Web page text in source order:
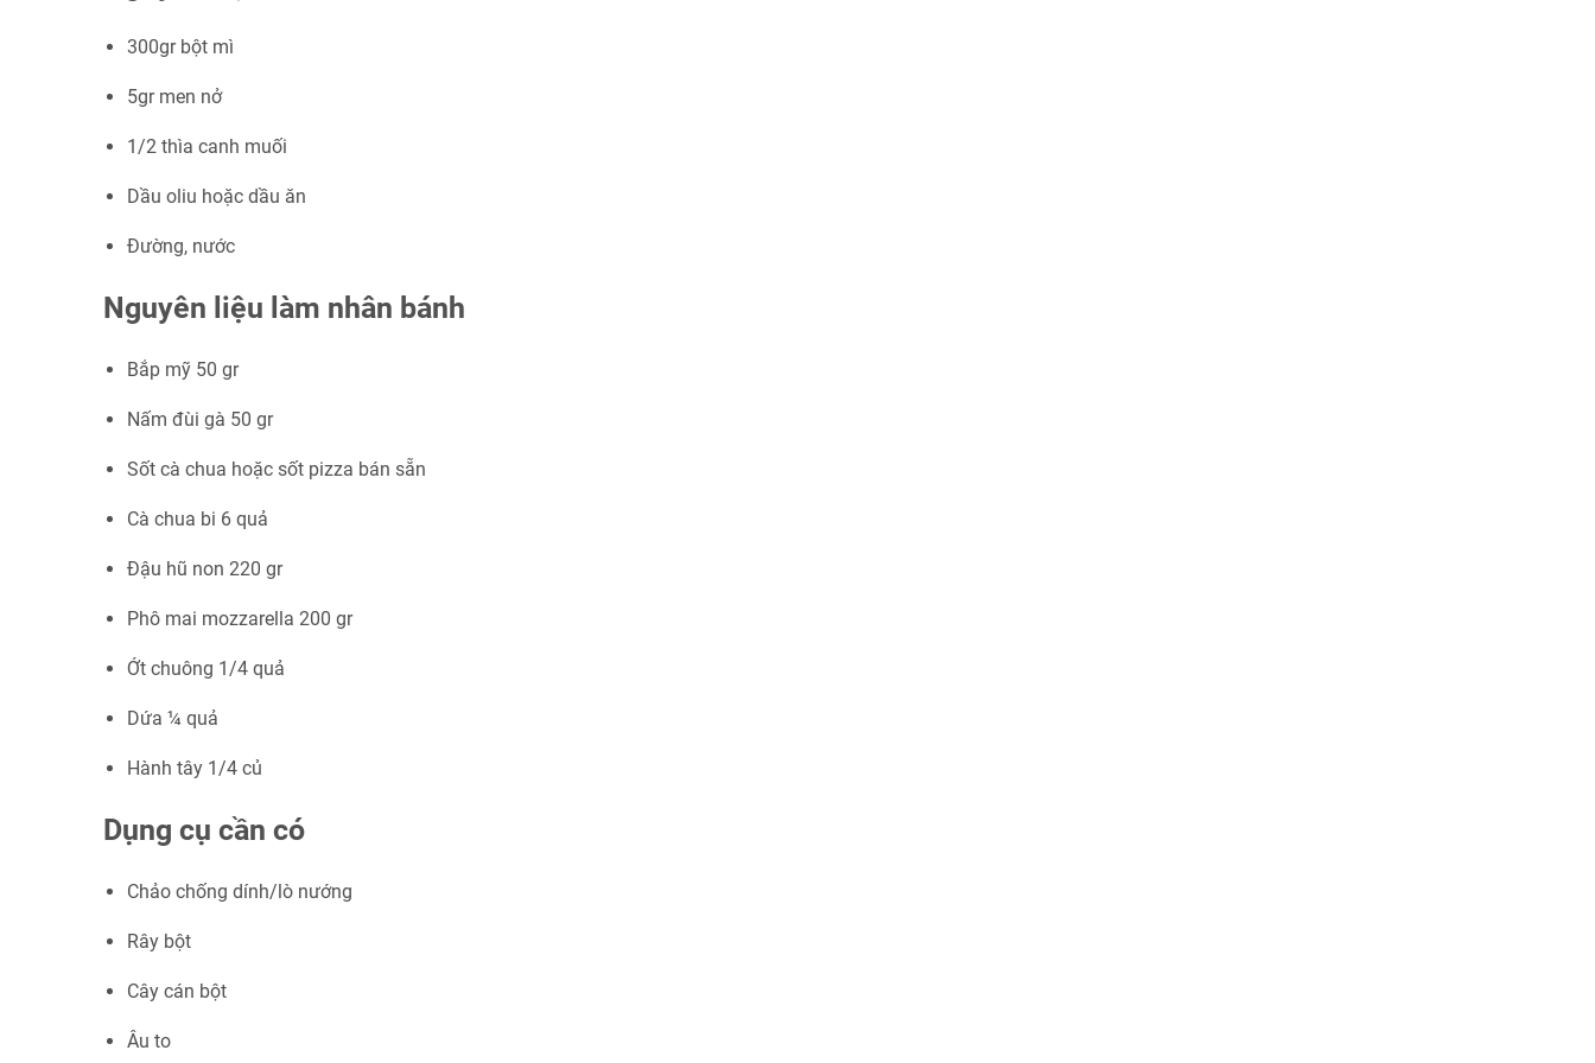
300gr bột mì
5gr men nở
1/2 thìa canh muối
Dầu oliu hoặc dầu ăn
Đường, nước
Nguyên liệu làm nhân bánh
Bắp mỹ 50 gr
Nấm đùi gà 50 gr
Sốt cà chua hoặc sốt pizza bán sẵn
Cà chua bi 6 quả
Đậu hũ non 220 gr
Phô mai mozzarella 200 gr
Ớt chuông 1/4 quả
Dứa ¼ quả
Hành tây 1/4 củ
Dụng cụ cần có
Chảo chống dính/lò nướng
Rây bột
Cây cán bột
Âu to